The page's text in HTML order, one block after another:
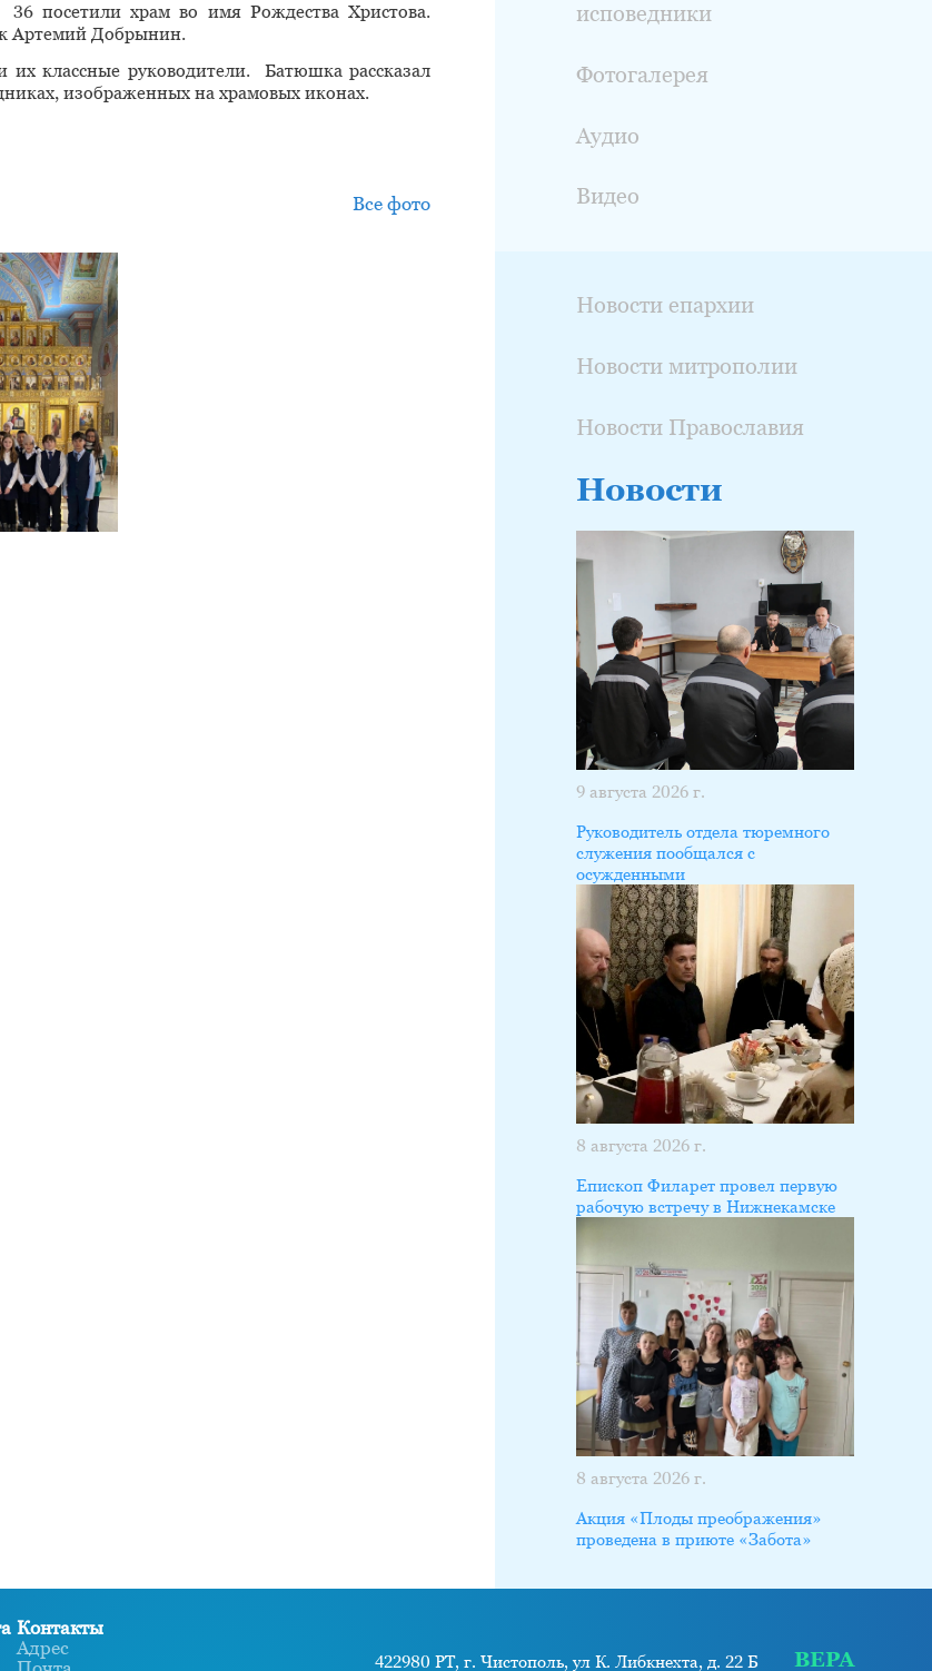
посетили храм во имя Рождества Христова.
Артемий Добрынин.
их классные руководители. Батюшка рассказал
изображенных на храмовых иконах.
Все фото
исповедники
Фотогалерея
Аудио
Видео
Новости епархии
Новости митрополии
Новости Православия
Новости
9 августа 2026 г.
Руководитель отдела тюремного
служения пообщался с
осужденными
8 августа 2026 г.
Епископ Филарет провел первую
рабочую встречу в Нижнекамске
8 августа 2026 г.
Акция «Плоды преображения»
проведена в приюте «Забота»
Контакты
Адрес
422980 РТ, г. Чистополь, ул К. Либкнехта, д. 22 Б ВЕРА